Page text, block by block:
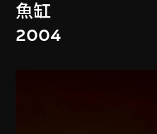
魚缸
2004